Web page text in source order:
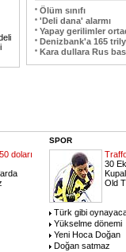
Ölüm sınıfı
'Deli dana' alarmı
Yapay gerilimler
Denizbank'a 165
Kara dullara Rus
doları
SPOR
30
Old
Türk gibi
Yükselme dönemi
Yeni Hoca Doğan
Doğan satmaz